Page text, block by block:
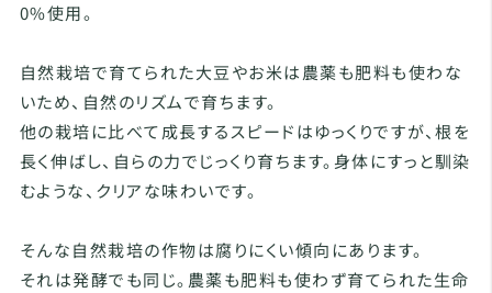
0%使用。
自然栽培で育てられた大豆やお米は農薬も肥料も使わな
いため、自然のリズムで育ちます。
他の栽培に比べて成長するスピードはゆっくりですが、根を
長く伸ばし、自らの力でじっくり育ちます。身体にすっと馴染
むような、クリアな味わいです。
そんな自然栽培の作物は腐りにくい傾向にあります。
それは発酵でも同じ。農薬も肥料も使わず育てられた生命